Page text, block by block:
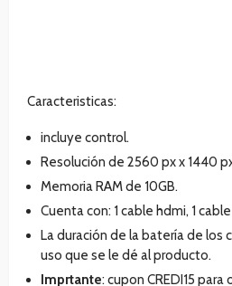
Caracteristicas:
incluye control.
Resolución de 2560 px x 1440
Memoria RAM de 10GB.
Cuenta con: 1 cable hdmi, 1
La duración de la batería de
uso que se le dé al producto.
Imprtante: cupon CREDI15